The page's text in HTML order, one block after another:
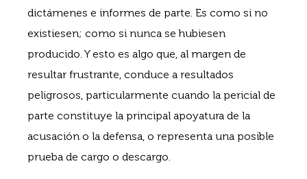
dictámenes e informes de parte. Es como si no
existiesen; como si nunca se hubiesen
producido. Y esto es algo que, al margen de
resultar frustrante, conduce a resultados
peligrosos, particularmente cuando la pericial de
parte constituye la principal apoyatura de la
acusación o la defensa, o representa una posible
prueba de cargo o descargo.